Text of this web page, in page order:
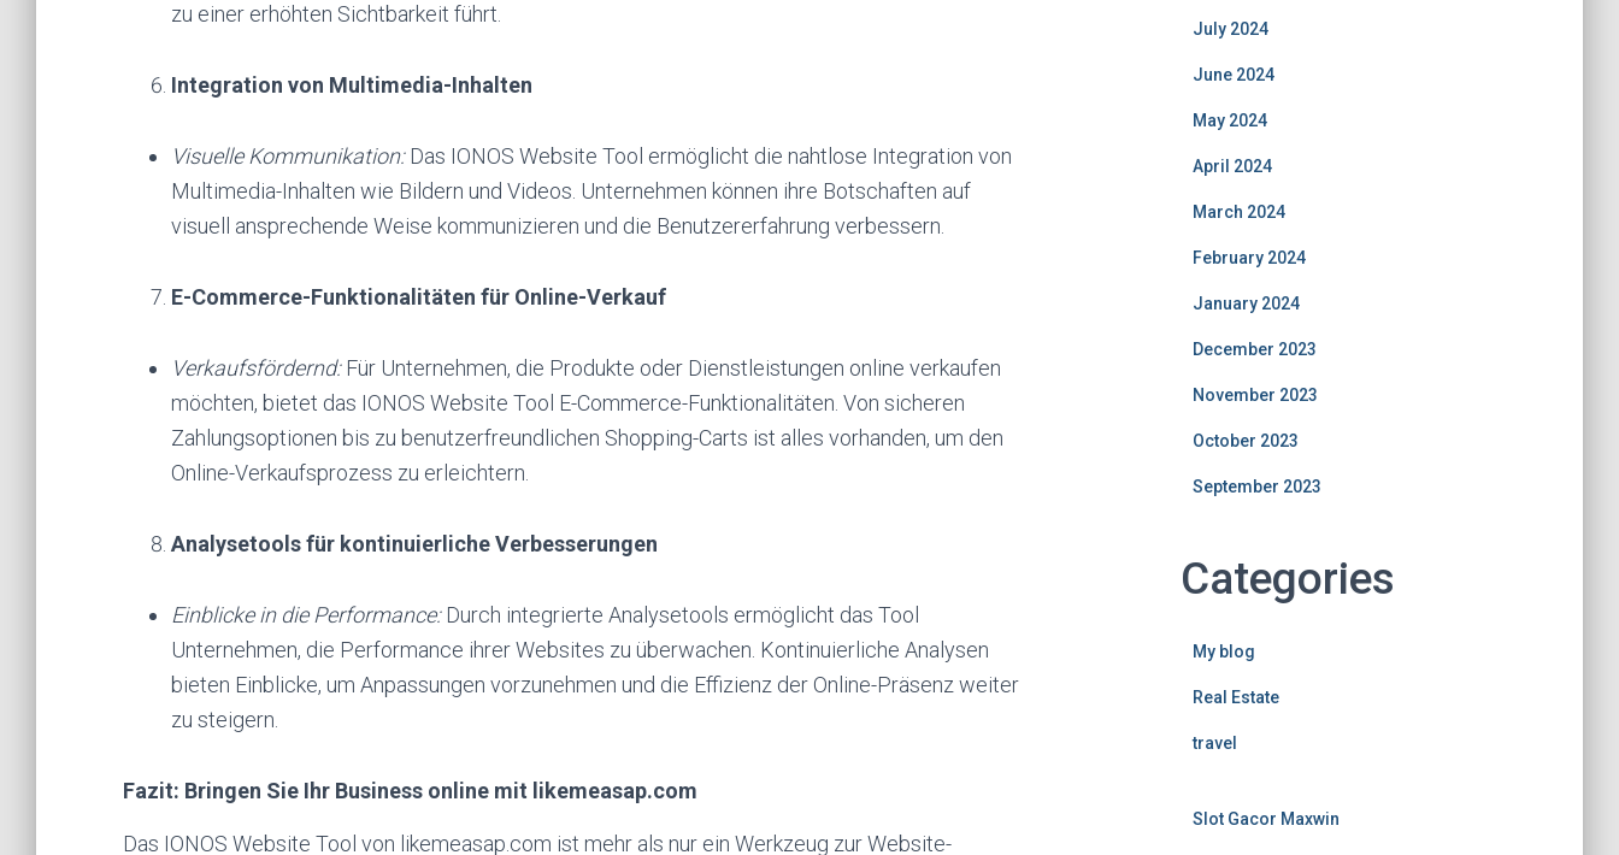
zu einer erhöhten Sichtbarkeit führt.
Integration von Multimedia-Inhalten
Visuelle Kommunikation:Das IONOS Website Tool ermöglicht die nahtlose Integration von
Multimedia-Inhalten wie Bildern und Videos. Unternehmen können ihre Botschaften auf
visuell ansprechende Weise kommunizieren und die Benutzererfahrung verbessern.
E-Commerce-Funktionalitäten für Online-Verkauf
Verkaufsfördernd:Für Unternehmen, die Produkte oder Dienstleistungen online verkaufen
möchten, bietet das IONOS Website Tool E-Commerce-Funktionalitäten. Von sicheren
Zahlungsoptionen bis zu benutzerfreundlichen Shopping-Carts ist alles vorhanden, um den
Online-Verkaufsprozess zu erleichtern.
Analysetools für kontinuierliche Verbesserungen
Einblicke in die Performance:Durch integrierte Analysetools ermöglicht das Tool
Unternehmen, die Performance ihrer Websites zu überwachen. Kontinuierliche Analysen
bieten Einblicke, um Anpassungen vorzunehmen und die Effizienz der Online-Präsenz weiter
zu steigern.
Fazit: Bringen Sie Ihr Business online mit likemeasap.com
Das IONOS Website Tool von likemeasap.com ist mehr als nur ein Werkzeug zur Website-
July 2024
June 2024
May 2024
April 2024
March 2024
February 2024
January 2024
December 2023
November 2023
October 2023
September 2023
Categories
My blog
Real Estate
travel
Slot Gacor Maxwin